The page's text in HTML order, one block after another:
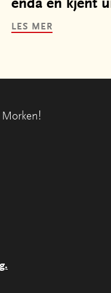
enda en kjent
LES MER